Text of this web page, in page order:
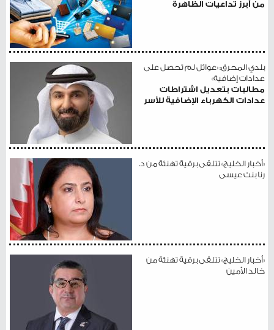
من أبرز تداعيات الظاهرة
بلدي المحرق: «عوائل لم تحصل على
عدادات إضافية»
مطالبات بتعديل اشتراطات
عدادات الكهرباء الإضافية للأسر
«أخبار الخليج» تتلقى برقية تهنئة من د.
رنا بنت عيسى
«أخبار الخليج» تتلقى برقية تهنئة من
خالد الأمين